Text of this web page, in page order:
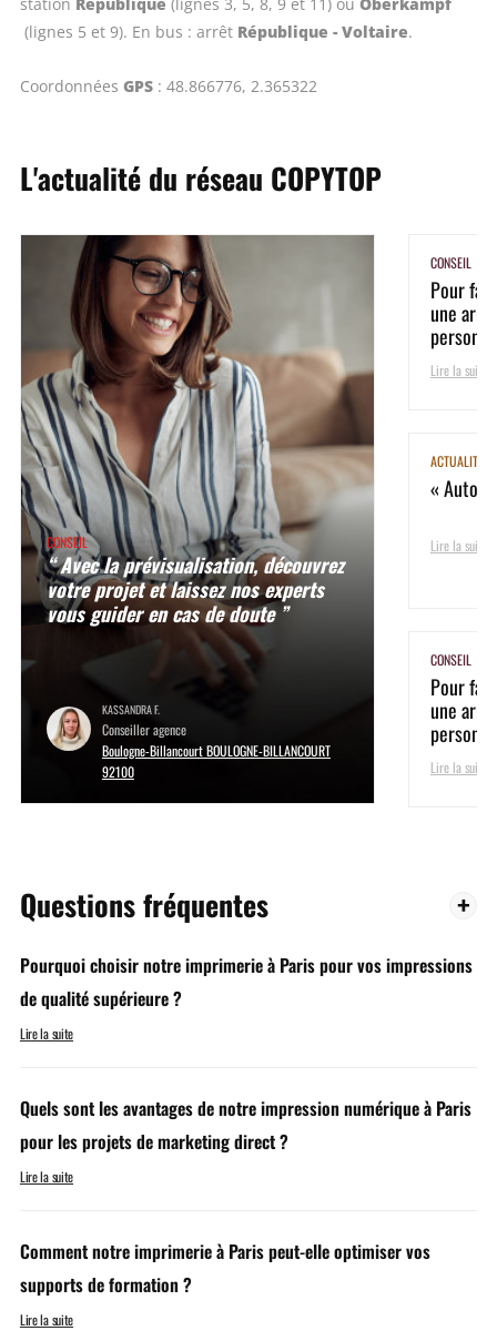
(lignes 5 et 9). En bus : arrêt République - Voltaire.
Coordonnées GPS: 48.866776, 2.365322
L'actualité du réseau COPYTOP
CONSEIL
“ Avec la prévisualisation, découvrez
votre projet et laissez nos experts
vous guider en cas de doute ”
KASSANDRA F.
Conseiller agence
Boulogne-Billancourt BOULOGNE-BILLANCOURT
92100
CONSEIL
Pour
une
Lire la suite
ACTUALITÉ
« Auto-
Lire la suite
CONSEIL
Pour
une
Lire la suite
Questions fréquentes
Pourquoi choisir notre imprimerie à Paris pour vos impressions
de qualité supérieure ?
Lire la suite
Quels sont les avantages de notre impression numérique à Paris
pour les projets de marketing direct ?
Lire la suite
Comment notre imprimerie à Paris peut-elle optimiser vos
supports de formation ?
Lire la suite